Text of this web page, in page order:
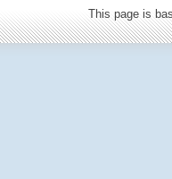
This page is